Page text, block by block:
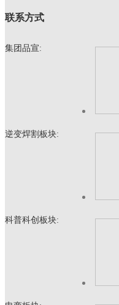
联系方式
集团品宣:
逆变焊割板块:
科普科创板块: